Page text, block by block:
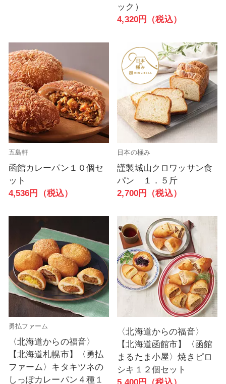
ック）
4,320円（税込）
五島軒
函館カレーパン１０個セ
ット
4,536円（税込）
日本の極み
謹製城山クロワッサン食
パン １．５斤
2,700円（税込）
勇払ファーム
〈北海道からの福音〉
【北海道札幌市】〈勇払
ファーム〉キタキツネの
しっぽカレーパン４種１
〈北海道からの福音〉
【北海道函館市】〈函館
まるたま小屋〉焼きピロ
シキ１２個セット